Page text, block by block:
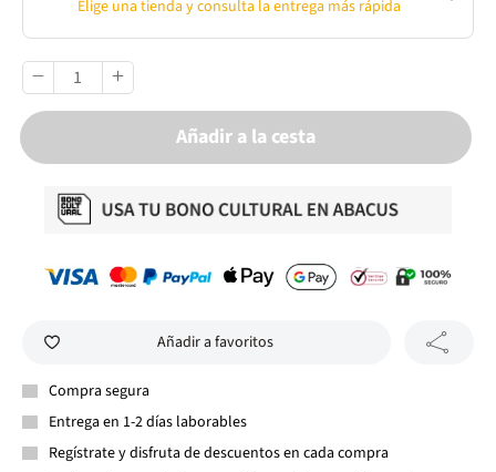
Elige una tienda y consulta la entrega más rápida
Añadir a la cesta
Añadir a favoritos
Compra segura
Entrega en 1-2 días laborables
Regístrate y disfruta de descuentos en cada compra